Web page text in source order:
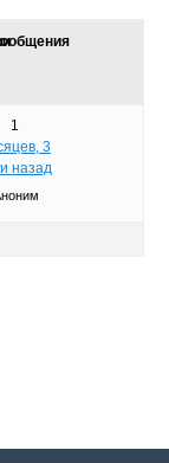
1
3
назад